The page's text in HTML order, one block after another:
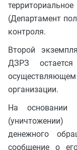
(Департамент
контроля.
Второй
ДЗРЗ
осуществляющем
организации.
На основании
денежного
сообщение о